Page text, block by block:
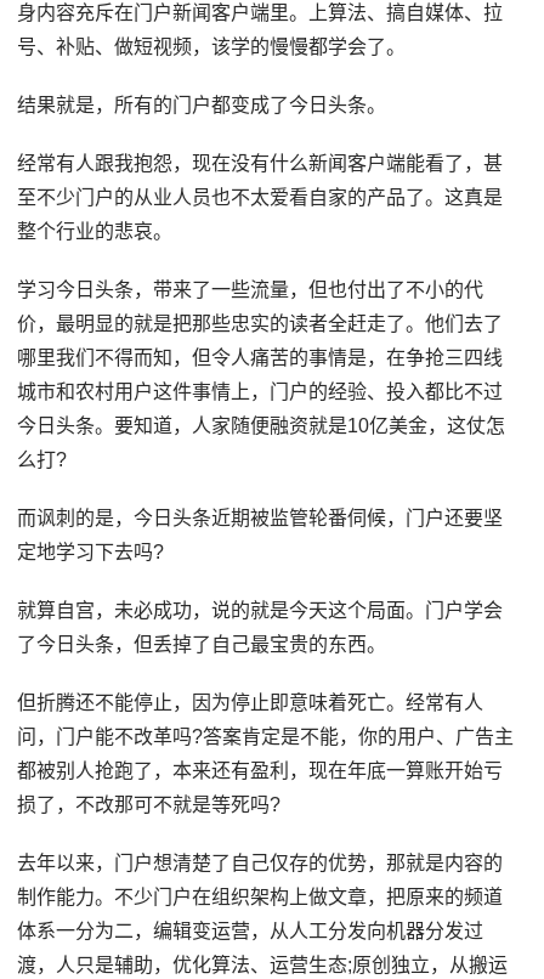
身内容充斥在门户新闻客户端里。上算法、搞自媒体、拉
号、补贴、做短视频，该学的慢慢都学会了。
结果就是，所有的门户都变成了今日头条。
经常有人跟我抱怨，现在没有什么新闻客户端能看了，甚
至不少门户的从业人员也不太爱看自家的产品了。这真是
整个行业的悲哀。
学习今日头条，带来了一些流量，但也付出了不小的代
价，最明显的就是把那些忠实的读者全赶走了。他们去了
哪里我们不得而知，但令人痛苦的事情是，在争抢三四线
城市和农村用户这件事情上，门户的经验、投入都比不过
今日头条。要知道，人家随便融资就是10亿美金，这仗怎
么打?
而讽刺的是，今日头条近期被监管轮番伺候，门户还要坚
定地学习下去吗?
就算自宫，未必成功，说的就是今天这个局面。门户学会
了今日头条，但丢掉了自己最宝贵的东西。
但折腾还不能停止，因为停止即意味着死亡。经常有人
问，门户能不改革吗?答案肯定是不能，你的用户、广告主
都被别人抢跑了，本来还有盈利，现在年底一算账开始亏
损了，不改那可不就是等死吗?
去年以来，门户想清楚了自己仅存的优势，那就是内容的
制作能力。不少门户在组织架构上做文章，把原来的频道
体系一分为二，编辑变运营，从人工分发向机器分发过
渡，人只是辅助，优化算法、运营生态;原创独立，从搬运